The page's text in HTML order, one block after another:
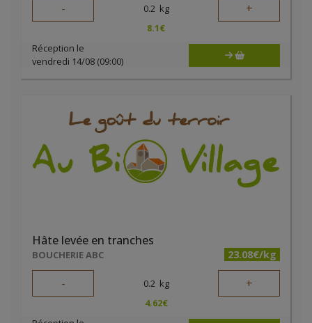
- 0.2 kg +
8.1€
Réception le
vendredi 14/08 (09:00)
Hâte levée en tranches
BOUCHERIE ABC 23.08€/kg
- 0.2 kg +
4.62€